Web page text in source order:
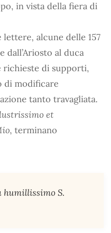
in vista della fiera di
alcune delle 157
al duca
richieste di supporti,
di modificare
tanto travagliata.
et
, terminano
S.